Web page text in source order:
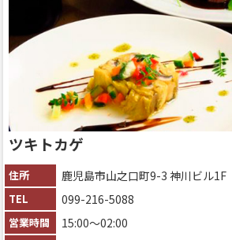
ツキトカゲ
住所 鹿児島市山之口町9-3 神川ビル1F
TEL 099-216-5088
営業時間 15:00〜02:00